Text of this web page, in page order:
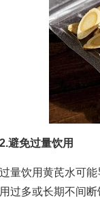
2.避免过量饮用
饮用黄芪水可能
过多或长期不间断